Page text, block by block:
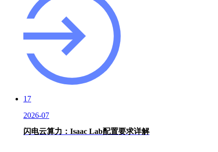
17
2026-07
闪电云算力：Isaac Lab配置要求详解